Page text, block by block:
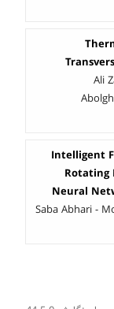
Ali
Intelligent
Rotating
Neural
Saba Abhari -